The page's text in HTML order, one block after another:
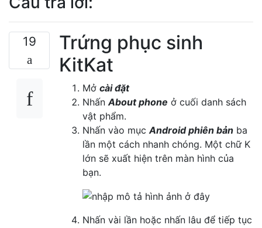
19
Trứng phục sinh
KitKat
Mở cài đặt
Nhấn About phone ở cuối danh sách
vật phẩm.
Nhấn vào mục Android phiên bản ba
lần một cách nhanh chóng. Một chữ K
lớn sẽ xuất hiện trên màn hình của
bạn.
Nhấn vài lần hoặc nhấn lâu để tiếp tục